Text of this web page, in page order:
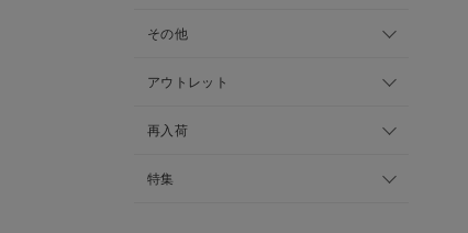
その他
アウトレット
再入荷
特集